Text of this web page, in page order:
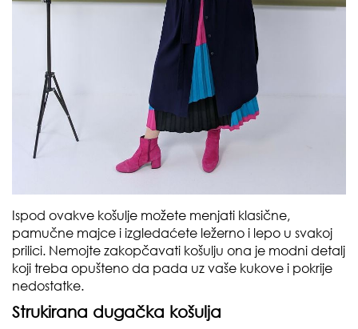
Ispod ovakve košulje možete menjati klasične,
pamučne majce i izgledaćete ležerno i lepo u svakoj
prilici. Nemojte zakopčavati košulju ona je modni detalj
koji treba opušteno da pada uz vaše kukove i pokrije
nedostatke.
Strukirana dugačka košulja